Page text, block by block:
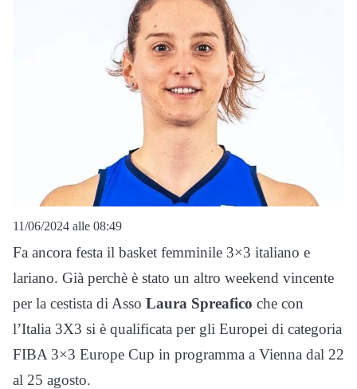
11/06/2024 alle 08:49
Fa ancora festa il basket femminile 3×3 italiano e
lariano. Già perchè è stato un altro weekend vincente
per la cestista di Asso Laura Spreafico che con
l’Italia 3X3 si è qualificata per gli Europei di categoria
FIBA 3×3 Europe Cup in programma a Vienna dal 22
al 25 agosto.